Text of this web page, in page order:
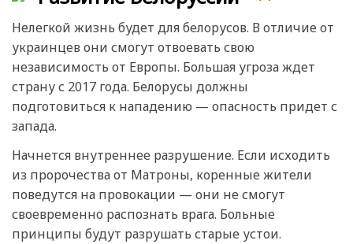
Нелегкой жизнь будет для белорусов. В отличие от
украинцев они смогут отвоевать свою
независимость от Европы. Большая угроза ждет
страну с 2017 года. Белорусы должны
подготовиться к нападению — опасность придет с
запада.
Начнется внутреннее разрушение. Если исходить
из пророчества от Матроны, коренные жители
поведутся на провокации — они не смогут
своевременно распознать врага. Больные
принципы будут разрушать старые устои.